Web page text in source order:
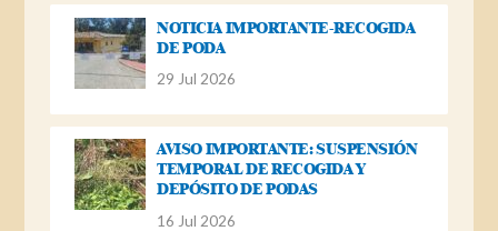
NOTICIA IMPORTANTE-RECOGIDA
DE PODA
29 Jul 2026
AVISO IMPORTANTE: SUSPENSIÓN
TEMPORAL DE RECOGIDA Y
DEPÓSITO DE PODAS
16 Jul 2026